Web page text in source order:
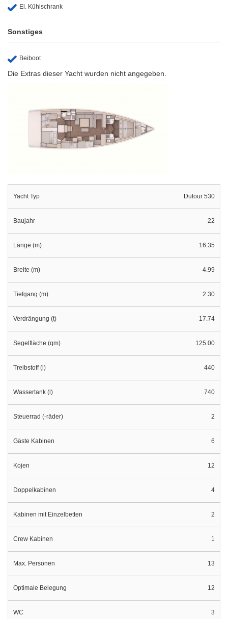
El. Kühlschrank
Sonstiges
Beiboot
Die Extras dieser Yacht wurden nicht angegeben.
Yacht Typ Dufour 530
Baujahr 22
Länge (m) 16.35
Breite (m) 4.99
Tiefgang (m) 2.30
Verdrängung (t) 17.74
Segelfläche (qm) 125.00
Treibstoff (l) 440
Wassertank (l) 740
Steuerrad (-räder) 2
Gäste Kabinen 6
Kojen 12
Doppelkabinen 4
Kabinen mit Einzelbetten 2
Crew Kabinen 1
Max. Personen 13
Optimale Belegung 12
WC 3